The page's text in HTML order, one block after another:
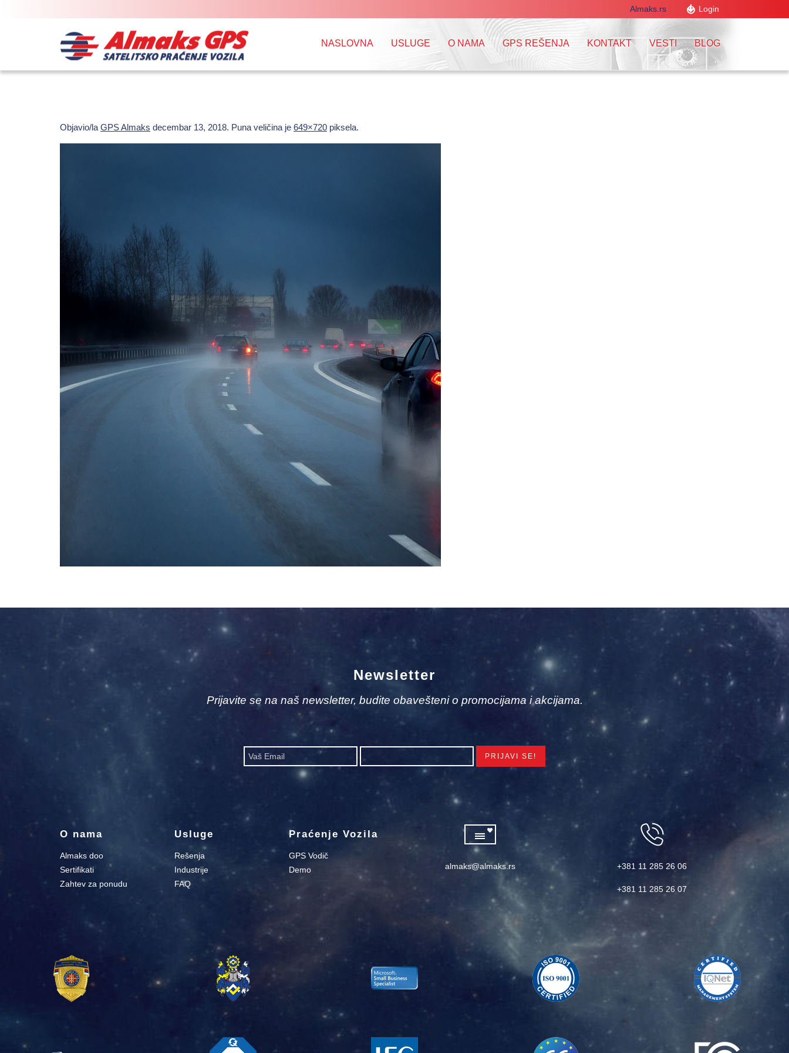
Almaks.rs Login
NASLOVNA USLUGE O NAMA GPS REŠENJA KONTAKT VESTI BLOG
Objavio/la GPS Almaks decembar 13, 2018. Puna veličina je 649×720 piksela.
Newsletter
Prijavite se na naš newsletter, budite obavešteni o promocijama i akcijama.
O nama
Almaks doo
Sertifikati
Zahtev za ponudu
Usluge
Rešenja
Industrije
FAQ
Praćenje Vozila
GPS Vodič
Demo
almaks@almaks.rs +381 11 285 26 06
+381 11 285 26 07